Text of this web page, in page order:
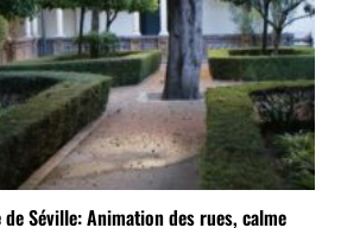
Séville: Animation des rues, calme